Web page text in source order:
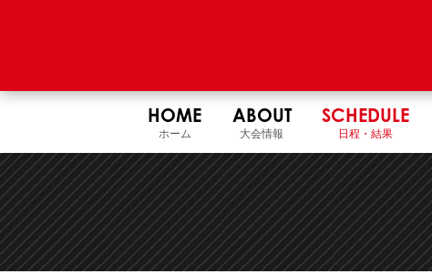
HOME
ホーム
ABOUT
大会情報
SCHEDULE
日程・結果